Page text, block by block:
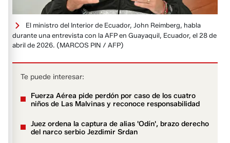
El ministro del Interior de Ecuador, John Reimberg, habla
durante una entrevista con la AFP en Guayaquil, Ecuador, el 28 de
abril de 2026. (MARCOS PIN / AFP)
Te puede interesar:
Fuerza Aérea pide perdón por caso de los cuatro
niños de Las Malvinas y reconoce responsabilidad
Juez ordena la captura de alias 'Odín', brazo derecho
del narco serbio Jezdimir Srdan